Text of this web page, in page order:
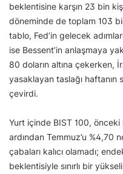
beklentisine karşın 23 bin
döneminde de toplam 103
tablo, Fed’in gelecek
ise Bessent’in anlaşmaya
80 doların altına çekerken,
yasaklayan taslağı haftanın
çevirdi.
Yurt içinde BIST 100, önceki
ardından Temmuz’u %4,70
çabaları kalıcı olamadı;
beklentisiyle sınırlı bir